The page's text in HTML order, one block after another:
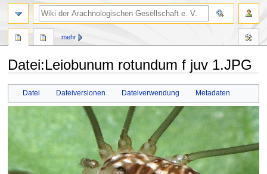
Datei:Leiobunum rotundum f juv 1.JPG
springen
springen
Datei Dateiversionen Dateiverwendung Metadaten
mehr